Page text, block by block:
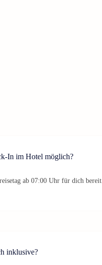
In im Hotel möglich?
ab 07:00 Uhr für dich bereit.
inklusive?